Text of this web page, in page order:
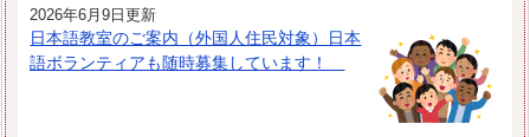
2026年6月9日更新
日本語教室のご案内（外国人住民対象）日本
語ボランティアも随時募集しています！